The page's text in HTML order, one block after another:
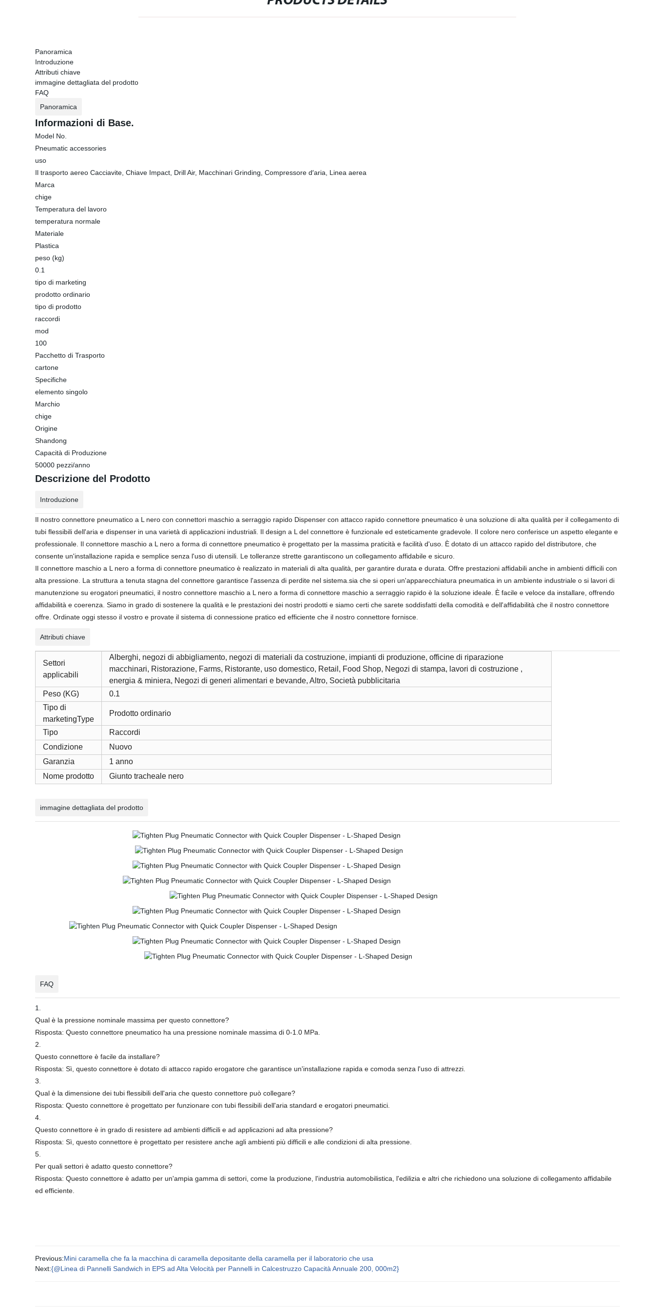
Panoramica
Introduzione
Attributi chiave
immagine dettagliata del prodotto
FAQ
Panoramica
Informazioni di Base.
Model No.
Pneumatic accessories
uso
Il trasporto aereo Cacciavite, Chiave Impact, Drill Air, Macchinari Grinding, Compressore d′aria, Linea aerea
Marca
chige
Temperatura del lavoro
temperatura normale
Materiale
Plastica
peso (kg)
0.1
tipo di marketing
prodotto ordinario
tipo di prodotto
raccordi
mod
100
Pacchetto di Trasporto
cartone
Specifiche
elemento singolo
Marchio
chige
Origine
Shandong
Capacità di Produzione
50000 pezzi/anno
Descrizione del Prodotto
Introduzione
Il nostro connettore pneumatico a L nero con connettori maschio a serraggio rapido Dispenser con attacco rapido connettore pneumatico è una soluzione di alta qualità per il collegamento di
tubi flessibili dell'aria e dispenser in una varietà di applicazioni industriali. Il design a L del connettore è funzionale ed esteticamente gradevole. Il colore nero conferisce un aspetto elegante e
professionale. Il connettore maschio a L nero a forma di connettore pneumatico è progettato per la massima praticità e facilità d'uso. È dotato di un attacco rapido del distributore, che
consente un'installazione rapida e semplice senza l'uso di utensili. Le tolleranze strette garantiscono un collegamento affidabile e sicuro.
Il connettore maschio a L nero a forma di connettore pneumatico è realizzato in materiali di alta qualità, per garantire durata e durata. Offre prestazioni affidabili anche in ambienti difficili con
alta pressione. La struttura a tenuta stagna del connettore garantisce l'assenza di perdite nel sistema.sia che si operi un'apparecchiatura pneumatica in un ambiente industriale o si lavori di
manutenzione su erogatori pneumatici, il nostro connettore maschio a L nero a forma di connettore maschio a serraggio rapido è la soluzione ideale. È facile e veloce da installare, offrendo
affidabilità e coerenza. Siamo in grado di sostenere la qualità e le prestazioni dei nostri prodotti e siamo certi che sarete soddisfatti della comodità e dell'affidabilità che il nostro connettore
offre. Ordinate oggi stesso il vostro e provate il sistema di connessione pratico ed efficiente che il nostro connettore fornisce.
Attributi chiave
Settori
applicabili
Alberghi, negozi di abbigliamento, negozi di materiali da costruzione, impianti di produzione, officine di riparazione
macchinari, Ristorazione, Farms, Ristorante, uso domestico, Retail, Food Shop, Negozi di stampa, lavori di costruzione ,
energia & miniera, Negozi di generi alimentari e bevande, Altro, Società pubblicitaria
Peso (KG)
0.1
Tipo di
marketingType
Prodotto ordinario
Tipo
Raccordi
Condizione
Nuovo
Garanzia
1 anno
Nome prodotto
Giunto tracheale nero
immagine dettagliata del prodotto
FAQ
1.
Qual è la pressione nominale massima per questo connettore?
Risposta: Questo connettore pneumatico ha una pressione nominale massima di 0-1.0 MPa.
2.
Questo connettore è facile da installare?
Risposta: Sì, questo connettore è dotato di attacco rapido erogatore che garantisce un'installazione rapida e comoda senza l'uso di attrezzi.
3.
Qual è la dimensione dei tubi flessibili dell'aria che questo connettore può collegare?
Risposta: Questo connettore è progettato per funzionare con tubi flessibili dell'aria standard e erogatori pneumatici.
4.
Questo connettore è in grado di resistere ad ambienti difficili e ad applicazioni ad alta pressione?
Risposta: Sì, questo connettore è progettato per resistere anche agli ambienti più difficili e alle condizioni di alta pressione.
5.
Per quali settori è adatto questo connettore?
Risposta: Questo connettore è adatto per un'ampia gamma di settori, come la produzione, l'industria automobilistica, l'edilizia e altri che richiedono una soluzione di collegamento affidabile
ed efficiente.
Previous:Mini caramella che fa la macchina di caramella depositante della caramella per il laboratorio che usa
Next:{@Linea di Pannelli Sandwich in EPS ad Alta Velocità per Pannelli in Calcestruzzo Capacità Annuale 200, 000m2}